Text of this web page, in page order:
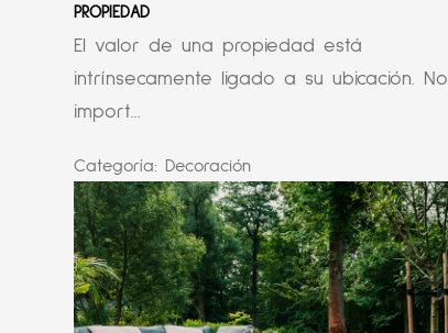
PROPIEDAD
El valor de una propiedad está
intrínsecamente ligado a su ubicación. No
import...
Categoría: Decoración